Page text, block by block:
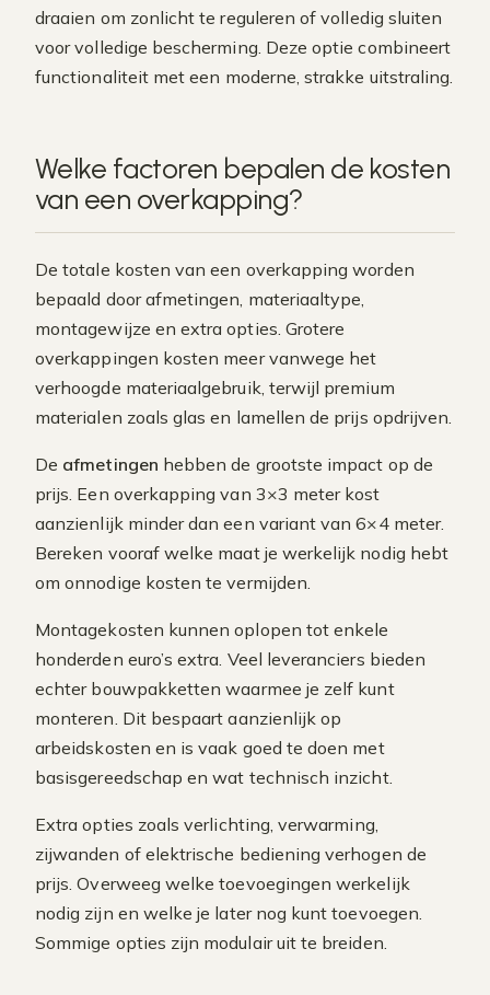
draaien om zonlicht te reguleren of volledig sluiten
voor volledige bescherming. Deze optie combineert
functionaliteit met een moderne, strakke uitstraling.
Welke factoren bepalen de kosten
van een overkapping?
De totale kosten van een overkapping worden
bepaald door afmetingen, materiaaltype,
montagewijze en extra opties. Grotere
overkappingen kosten meer vanwege het
verhoogde materiaalgebruik, terwijl premium
materialen zoals glas en lamellen de prijs opdrijven.
De afmetingen hebben de grootste impact op de
prijs. Een overkapping van 3×3 meter kost
aanzienlijk minder dan een variant van 6×4 meter.
Bereken vooraf welke maat je werkelijk nodig hebt
om onnodige kosten te vermijden.
Montagekosten kunnen oplopen tot enkele
honderden euro’s extra. Veel leveranciers bieden
echter bouwpakketten waarmee je zelf kunt
monteren. Dit bespaart aanzienlijk op
arbeidskosten en is vaak goed te doen met
basisgereedschap en wat technisch inzicht.
Extra opties zoals verlichting, verwarming,
zijwanden of elektrische bediening verhogen de
prijs. Overweeg welke toevoegingen werkelijk
nodig zijn en welke je later nog kunt toevoegen.
Sommige opties zijn modulair uit te breiden.